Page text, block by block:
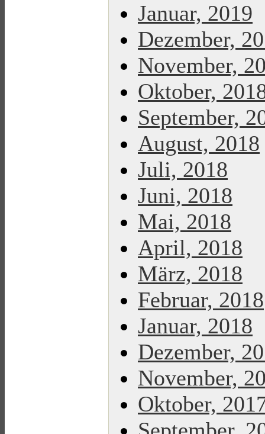
Januar, 2019
Dezember,
November,
Oktober,
September,
August, 2018
Juli, 2018
Juni, 2018
Mai, 2018
April, 2018
März, 2018
Februar, 2018
Januar, 2018
Dezember,
November,
Oktober,